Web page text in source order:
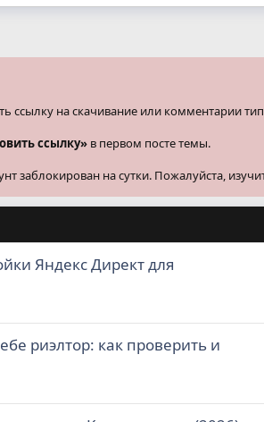
ссылку на скачивание или комментарии
ссылку» в первом посте темы.
заблокирован на сутки. Пожалуйста,
Яндекс Директ для
риэлтор: как проверить и